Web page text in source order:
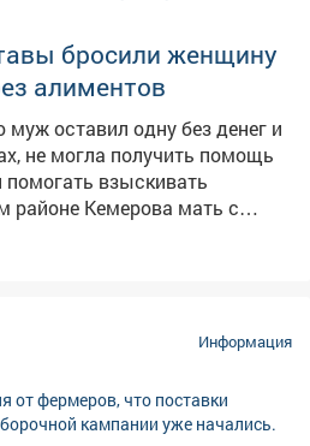
бросили женщину
алиментов
муж оставил одну без денег и
не могла получить помощь
помогать взыскивать
алименты от
9-летнего сына и 14-
мер, сообщает в
приставов своевременно не
меры, направленные на
– сказали в прокуратуре.
Информация